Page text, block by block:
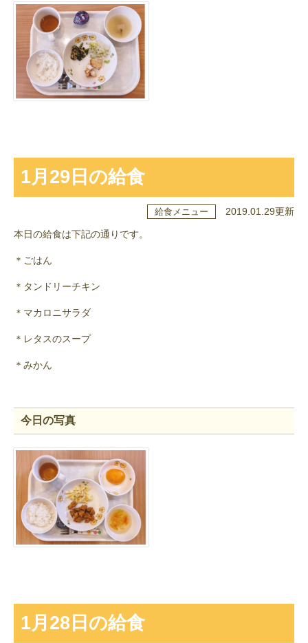
1月29日の給食
給食メニュー 2019.01.29更新
本日の給食は下記の通りです。
＊ごはん
＊タンドリーチキン
＊マカロニサラダ
＊レタスのスープ
＊みかん
今日の写真
1月28日の給食